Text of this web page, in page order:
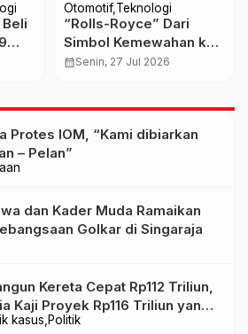
Beli
Otomotif Teknologi
“Rolls-Royce” Dari
Simbol Kemewahan ke
Raja Mesin Pesawat
calendar_monthSenin, 27 Jul 2026
Protes IOM, “Kami dibiarkan
– Pelan”
dan Kader Muda Ramaikan
Golkar di Singaraja
kasus Politik
Kereta Cepat Rp112 Triliun,
Kaji Proyek Rp116 Triliun yang
Bandung